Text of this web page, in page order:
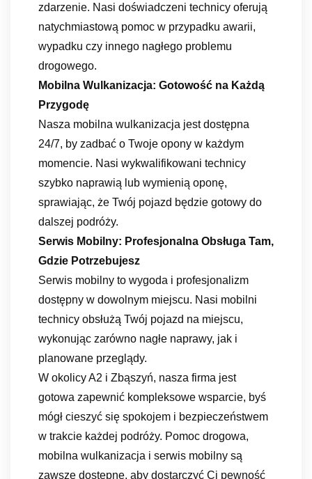
zdarzenie. Nasi doświadczeni technicy oferują
natychmiastową pomoc w przypadku awarii,
wypadku czy innego nagłego problemu
drogowego.
Mobilna Wulkanizacja: Gotowość na Każdą
Przygodę
Nasza mobilna wulkanizacja jest dostępna
24/7, by zadbać o Twoje opony w każdym
momencie. Nasi wykwalifikowani technicy
szybko naprawią lub wymienią oponę,
sprawiając, że Twój pojazd będzie gotowy do
dalszej podróży.
Serwis Mobilny: Profesjonalna Obsługa Tam,
Gdzie Potrzebujesz
Serwis mobilny to wygoda i profesjonalizm
dostępny w dowolnym miejscu. Nasi mobilni
technicy obsłużą Twój pojazd na miejscu,
wykonując zarówno nagłe naprawy, jak i
planowane przeglądy.
W okolicy A2 i Zbąszyń, nasza firma jest
gotowa zapewnić kompleksowe wsparcie, byś
mógł cieszyć się spokojem i bezpieczeństwem
w trakcie każdej podróży. Pomoc drogowa,
mobilna wulkanizacja i serwis mobilny są
zawsze dostępne, aby dostarczyć Ci pewność